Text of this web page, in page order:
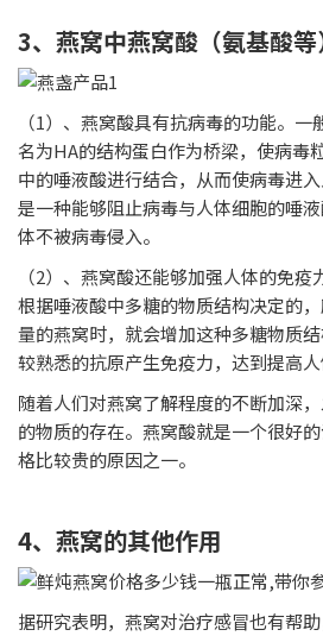
3、燕窝中燕窝酸（氨基酸
（1）、燕窝酸具有抗病毒的功能。
名为HA的结构蛋白作为桥梁，使病毒
中的唾液酸进行结合，从而使病毒进
是一种能够阻止病毒与人体细胞的唾
体不被病毒侵入。
（2）、燕窝酸还能够加强人体的免
根据唾液酸中多糖的物质结构决定的
量的燕窝时，就会增加这种多糖物质
较熟悉的抗原产生免疫力，达到提高人
随着人们对燕窝了解程度的不断加深
的物质的存在。燕窝酸就是一个很好
格比较贵的原因之一。
4、燕窝的其他作用
据研究表明，燕窝对治疗感冒也有帮